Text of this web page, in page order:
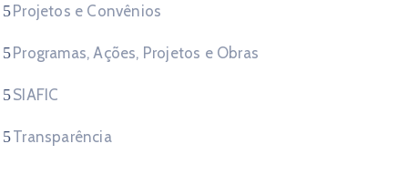
Projetos e Convênios
Programas, Ações, Projetos e Obras
SIAFIC
Transparência